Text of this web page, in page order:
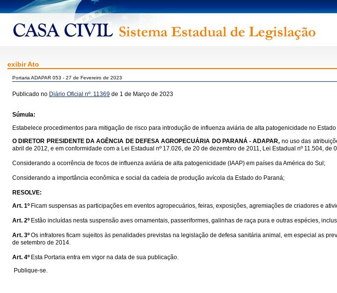
exibir Ato
Portaria ADAPAR 053 - 27 de Fevereiro de 2023
Publicado no Diário Oficial nº. 11369 de 1 de Março de 2023
Súmula:
Estabelece procedimentos para mitigação de risco para introdução de influenza aviária de alta patogenicidade no
O DIRETOR PRESIDENTE DA AGÊNCIA DE DEFESA AGROPECUÁRIA DO PARANÁ - ADAPAR, no uso das
abril de 2012, e em conformidade com a Lei Estadual nº 17.026, de 20 de dezembro de 2011, Lei Estadual nº 11.504,
Considerando a ocorrência de focos de influenza aviária de alta patogenicidade (IAAP) em países da América do Sul;
Considerando a importância econômica e social da cadeia de produção avícola da Estado do Paraná;
RESOLVE:
Art. 1ºFicam suspensas as participações em eventos agropecuários, feiras, exposições, agremiações de criadores e
Art. 2ºEstão incluídas nesta suspensão aves ornamentais, passeriformes, galinhas de raça pura e outras espécies,
Art. 3ºOs infratores ficam sujeitos às penalidades previstas na legislação de defesa sanitária animal, em especial as
de setembro de 2014.
Art. 4ºEsta Portaria entra em vigor na data de sua publicação.
Publique-se.